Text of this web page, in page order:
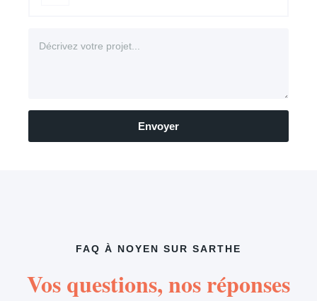
Envoyer
FAQ À NOYEN SUR SARTHE
Vos questions, nos réponses